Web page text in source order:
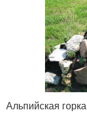
Альпийская горка